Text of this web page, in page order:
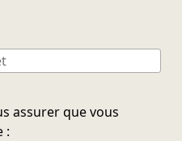
assurer que vous
: